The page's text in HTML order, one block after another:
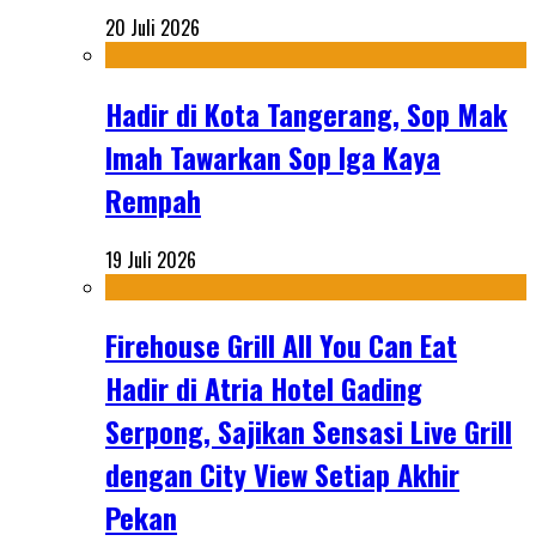
20 Juli 2026
Hadir di Kota Tangerang, Sop Mak
Imah Tawarkan Sop Iga Kaya
Rempah
19 Juli 2026
Firehouse Grill All You Can Eat
Hadir di Atria Hotel Gading
Serpong, Sajikan Sensasi Live Grill
dengan City View Setiap Akhir
Pekan